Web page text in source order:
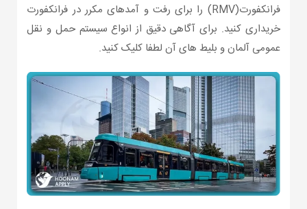
فرانکفورت(RMV) را برای رفت و آمدهای مکرر در فرانکفورت
خریداری کنید. برای آگاهی دقیق از انواع سیستم حمل و نقل
عمومی آلمان و بلیط های آن لطفا کلیک کنید.